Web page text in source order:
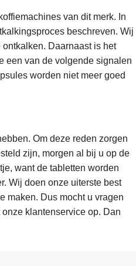
van dit merk. In
beschreven. Wij
Daarnaast is het
een van de volgende signalen
worden niet meer goed
Om deze reden zorgen
zijn, morgen al bij u op de
want de tabletten worden
Wij doen onze uiterste best
maken. Dus mocht u vragen
klantenservice op. Dan